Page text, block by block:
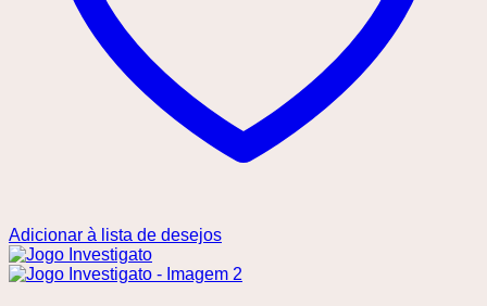
Adicionar à lista de desejos